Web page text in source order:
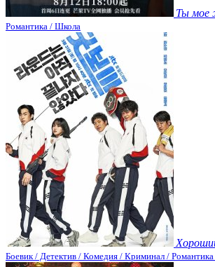
Ты мое
Романтика / Школа
Боевик / Детектив / Комедия / Криминал /